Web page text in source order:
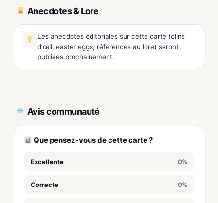
Anecdotes & Lore
Les anecdotes éditoriales sur cette carte (clins
d'œil, easter eggs, références au lore) seront
publiées prochainement.
Avis communauté
Que pensez-vous de cette carte ?
Excellente 0%
Correcte 0%